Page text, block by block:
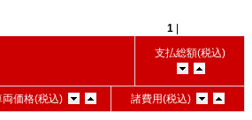
1
支払総額(税込)
両価格(税込) 諸費用(税込)